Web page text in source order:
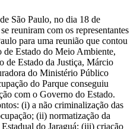
São Paulo, no dia 18 de
reuniram com os representantes
para uma reunião que contou
de Estado do Meio Ambiente,
de Estado da Justiça, Márcio
do Ministério Público
do Parque conseguiu
com o Governo do Estado.
(i) a não criminalização das
(ii) normatização da
do Jaraguá; (iii) criação